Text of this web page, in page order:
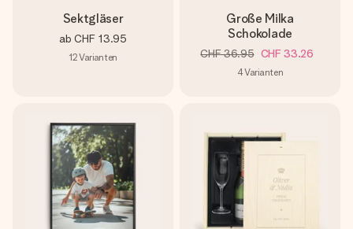
Sektgläser
ab CHF 13.95
12Varianten
Große Milka
Schokolade
CHF 36.95 CHF 33.26
4Varianten